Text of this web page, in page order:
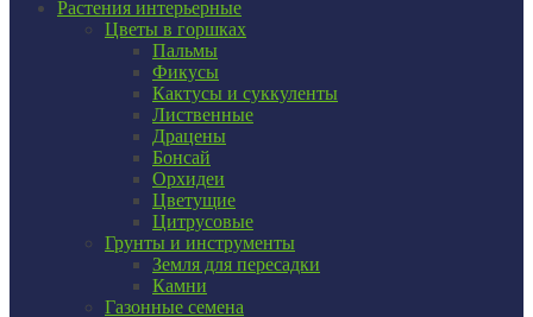
Растения интерьерные
Цветы в горшках
Пальмы
Фикусы
Кактусы и суккуленты
Лиственные
Драцены
Бонсай
Орхидеи
Цветущие
Цитрусовые
Грунты и инструменты
Земля для пересадки
Камни
Газонные семена